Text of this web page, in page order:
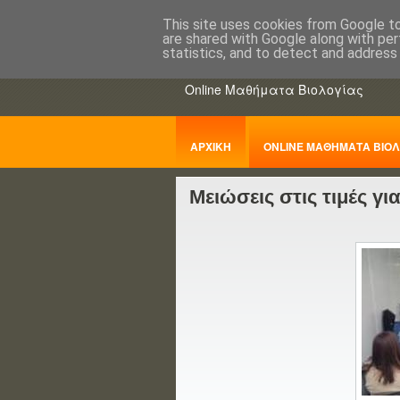
Online Μαθήματα Βιολογίας
ΑΡΧΙΚΗ ONLINE ΜΑΘΗΜΑΤΑ
ΠΑΝΕΛΛΑΔΙΚΕΣ
Μειώσεις στις τιμές
This site uses cookies from Google
are shared with Google along with
statistics, and to detect and address